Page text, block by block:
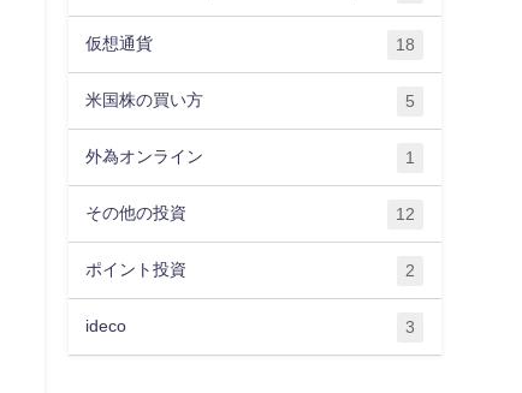
仮想通貨 18
米国株の買い方 5
外為オンライン 1
その他の投資 12
ポイント投資 2
ideco 3